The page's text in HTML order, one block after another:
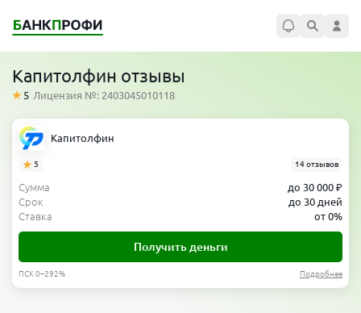
Капитолфин отзывы
5 Лицензия №: 2403045010118
Капитолфин
5 14 отзывов
Сумма
до 30 000 ₽
Срок
до 30 дней
Ставка
от 0%
Получить деньги
ПСК 0–292% Подробнее